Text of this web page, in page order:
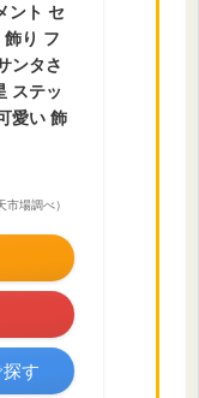
ント セ
飾り フ
ンタさ
ステッ
愛い 飾
場調べ）
す